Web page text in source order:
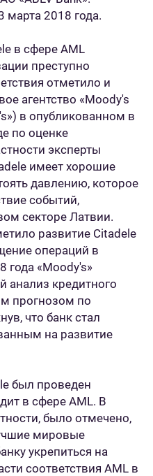
марта 2018 года.
в сфере AML
преступно
отметило и
агентство «Moody's
в опубликованном в
по оценке
эксперты
имеет хорошие
давлению, которое
событий,
секторе Латвии.
развитие Citadele
операций в
года «Moody's»
анализ кредитного
прогнозом по
что банк стал
на развитие
был проведен
в сфере AML. В
было отмечено,
мировые
укрепиться на
соответствия AML в